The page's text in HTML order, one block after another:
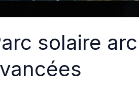
solaire